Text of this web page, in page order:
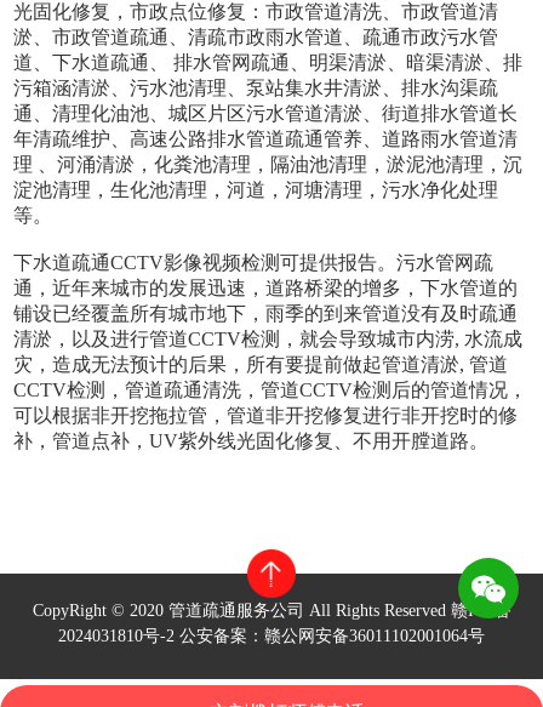
光固化修复，市政点位修复：市政管道清洗、市政管道清
淤、市政管道疏通、清疏市政雨水管道、疏通市政污水管
道、下水道疏通、 排水管网疏通、明渠清淤、暗渠清淤、排
污箱涵清淤、污水池清理、泵站集水井清淤、排水沟渠疏
通、清理化油池、城区片区污水管道清淤、街道排水管道长
年清疏维护、高速公路排水管道疏通管养、道路雨水管道清
理 、河涌清淤，化粪池清理，隔油池清理，淤泥池清理，沉
淀池清理，生化池清理，河道，河塘清理，污水净化处理
等。
下水道疏通CCTV影像视频检测可提供报告。污水管网疏
通，近年来城市的发展迅速，道路桥梁的增多，下水管道的
铺设已经覆盖所有城市地下，雨季的到来管道没有及时疏通
清淤，以及进行管道CCTV检测，就会导致城市内涝, 水流成
灾，造成无法预计的后果，所有要提前做起管道清淤, 管道
CCTV检测，管道疏通清洗，管道CCTV检测后的管道情况，
可以根据非开挖拖拉管，管道非开挖修复进行非开挖时的修
补，管道点补，UV紫外线光固化修复、不用开膛道路。
CopyRight © 2020 管道疏通服务公司 All Rights Reserved 赣ICP备
2024031810号-2 公安备案：赣公网安备36011102001064号